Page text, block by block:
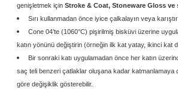
genişletmek için Stroke & Coat, Stoneware Gloss ve
Sırı kullanmadan önce iyice çalkalayın veya
Cone 04’te (1060°C) pişirilmiş bisküvi üzerine
katın yönünü değiştirin (örneğin ilk kat yatay, ikinci kat
Bir sonraki katı uygulamadan önce her katın
saç teli benzeri çatlaklar oluşana kadar
göre değişiklik gösterebilir.